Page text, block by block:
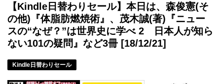
【Kindle日替わりセール】本日は、森俊憲(そ
の他)『体脂肪燃焼術』、茂木誠(著)『ニュー
スの“なぜ？”は世界史に学べ 2 日本人が知ら
ない101の疑問』など3冊 [18/12/21]
Kindle日替わりセール